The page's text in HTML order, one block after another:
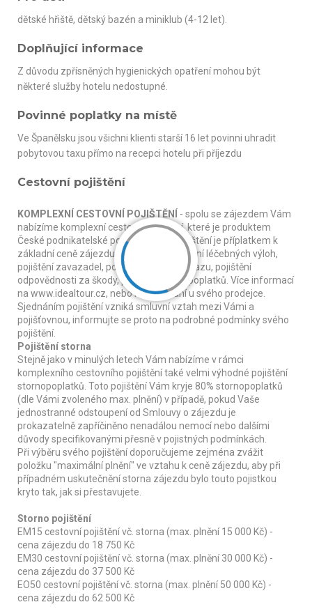
dětské hřiště, dětský bazén a miniklub (4-12 let).
Doplňující informace
Z důvodu zpřísněných hygienických opatření mohou být
některé služby hotelu nedostupné.
Povinné poplatky na místě
Ve Španělsku jsou všichni klienti starší 16 let povinni uhradit
pobytovou taxu přímo na recepci hotelu při příjezdu
Cestovní pojištění
KOMPLEXNÍ CESTOVNÍ POJIŠTĚNÍ
- spolu se zájezdem Vám
nabízíme komplexní cestovní pojištění, které je produktem
České podnikatelské pojišťovny, a.s. Pojištění je příplatkem k
základní ceně zájezdu a zahrnuje: pojištění léčebných výloh,
pojištění zavazadel, pojištění následky úrazu, pojištění
odpovědnosti za škody, pojištění stornopoplatků. Více informací
na www.idealtour.cz, nebo na vyžádání u svého prodejce.
Sjednáním pojištění vzniká smluvní vztah mezi Vámi a
pojišťovnou, informujte se proto na podrobné podmínky svého
pojištění.
Pojištění storna
Stejně jako v minulých letech Vám nabízíme v rámci
komplexního cestovního pojištění také velmi výhodné pojištění
stornopoplatků. Toto pojištění Vám kryje 80% stornopoplatků
(dle Vámi zvoleného max. plnění) v případě, pokud Vaše
jednostranné odstoupení od Smlouvy o zájezdu je
prokazatelně zapříčiněno nenadálou nemocí nebo dalšími
důvody specifikovanými přesně v pojistných podmínkách.
Při výběru svého pojištění doporučujeme zejména zvážit
položku "maximální plnění" ve vztahu k ceně zájezdu, aby při
případném uskutečnění storna zájezdu bylo touto pojistkou
kryto tak, jak si přestavujete.
Storno pojištění
EM15 cestovní pojištění vč. storna (max. plnění 15 000 Kč) -
cena zájezdu do 18 750 Kč
EM30 cestovní pojištění vč. storna (max. plnění 30 000 Kč) -
cena zájezdu do 37 500 Kč
EO50 cestovní pojištění vč. storna (max. plnění 50 000 Kč) -
cena zájezdu do 62 500 Kč